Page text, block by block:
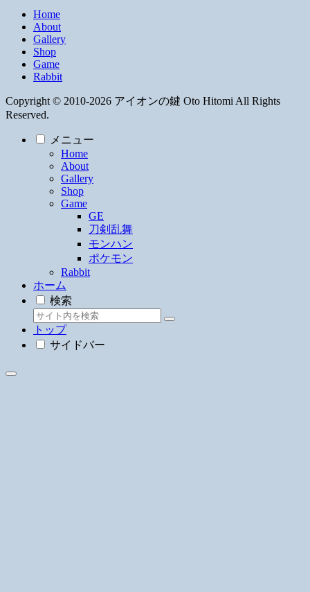
Home
About
Gallery
Shop
Game
Rabbit
Copyright © 2010-2026 アイオンの鍵 Oto Hitomi All Rights
Reserved.
メニュー
Home
About
Gallery
Shop
Game
GE
刀剣乱舞
モンハン
ポケモン
Rabbit
ホーム
検索
トップ
サイドバー